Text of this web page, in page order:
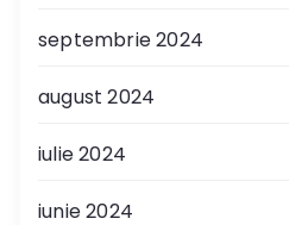
septembrie 2024
august 2024
iulie 2024
iunie 2024